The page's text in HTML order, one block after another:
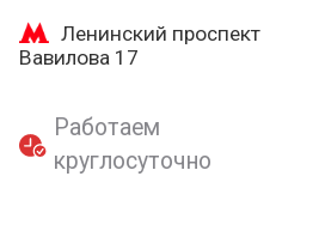
Ленинский проспект
Вавилова 17
Работаем
круглосуточно